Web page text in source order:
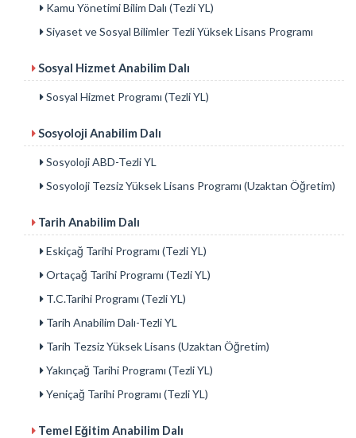
Kamu Yönetimi Bilim Dalı (Tezli YL)
Siyaset ve Sosyal Bilimler Tezli Yüksek Lisans Programı
Sosyal Hizmet Anabilim Dalı
Sosyal Hizmet Programı (Tezli YL)
Sosyoloji Anabilim Dalı
Sosyoloji ABD-Tezli YL
Sosyoloji Tezsiz Yüksek Lisans Programı (Uzaktan Öğretim)
Tarih Anabilim Dalı
Eskiçağ Tarihi Programı (Tezli YL)
Ortaçağ Tarihi Programı (Tezli YL)
T.C.Tarihi Programı (Tezli YL)
Tarih Anabilim Dalı-Tezli YL
Tarih Tezsiz Yüksek Lisans (Uzaktan Öğretim)
Yakınçağ Tarihi Programı (Tezli YL)
Yeniçağ Tarihi Programı (Tezli YL)
Temel Eğitim Anabilim Dalı